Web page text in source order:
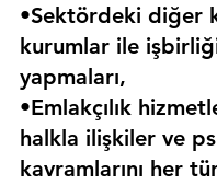
•Sektördeki diğer
kurumlar ile
yapmaları,
•Emlakçılık
halkla ilişkiler ve
kavramlarını her